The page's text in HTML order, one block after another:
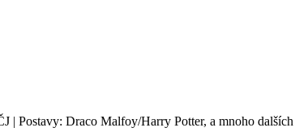
| Postavy: Draco Malfoy/Harry Potter, a mnoho